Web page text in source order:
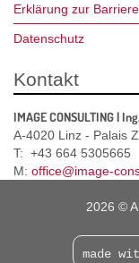
Erklärung zur
Datenschutz
Kontakt
IMAGE CONSULTING |
A-4020 Linz - Palais
T: +43 664 5305665
M: office@image-
2026 ©
made